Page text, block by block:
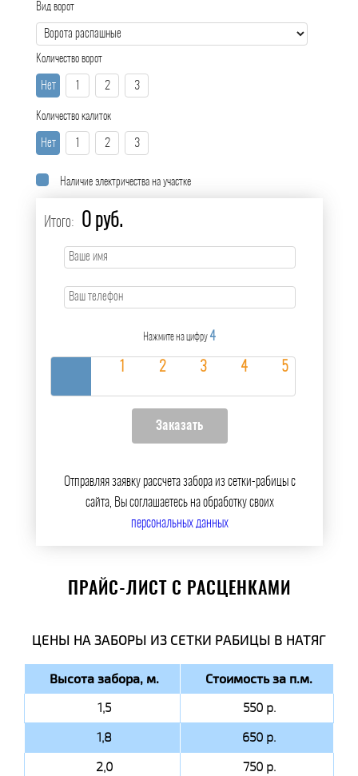
Вид ворот
Количество ворот
Нет 1 2 3
Количество калиток
Нет 1 2 3
Наличие электричества на участке
Итого: 0 руб.
Нажмите на цифру 4
Отправляя заявку рассчета забора из сетки-рабицы с
сайта, Вы соглашаетесь на обработку своих
персональных данных
ПРАЙС-ЛИСТ С РАСЦЕНКАМИ
ЦЕНЫ НА ЗАБОРЫ ИЗ СЕТКИ РАБИЦЫ В НАТЯГ
Высота забора, м. Стоимость за п.м.
1,5
550 р.
1,8
650 р.
2,0
750 р.